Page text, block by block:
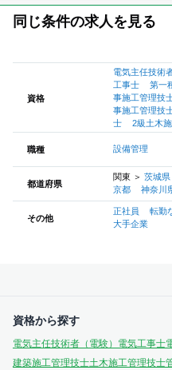
同じ条件の求人を見る
資格
電気主任技術
工事士
第一
事施工管理技
事施工管理技
士
2級土木
職種 設備管理
都道府県
関東 ＞ 茨城県
京都
神奈川
その他
正社員 転勤
大手企業
資格から探す
電気主任技術者（電験） 電気工事士
建築施工管理技士土木施工管理技士